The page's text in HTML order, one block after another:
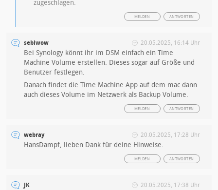
zugeschlagen.
ANTWORTEN
MELDEN
sebiwow 20.05.2025, 16:14 Uhr
Bei Synology könnt ihr im DSM einfach ein Time
Machine Volume erstellen. Dieses sogar auf Größe und
Benutzer festlegen.
Danach findet die Time Machine App auf dem mac dann
auch dieses Volume im Netzwerk als Backup Volume.
ANTWORTEN
MELDEN
webray 20.05.2025, 17:28 Uhr
HansDampf, lieben Dank für deine Hinweise.
ANTWORTEN
MELDEN
JK 20.05.2025, 17:38 Uhr